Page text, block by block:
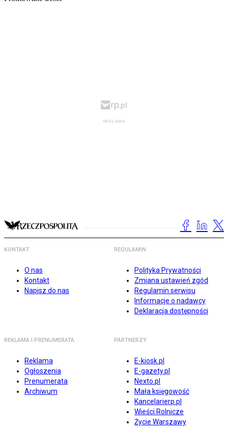
KONTAKT
O nas
Kontakt
Napisz do nas
REGULAMIN
Polityka Prywatności
Zmiana ustawień zgód
Regulamin serwisu
Informacje o nadawcy
Deklaracja dostępności
REKLAMA I PRENUMERATA
Reklama
Ogłoszenia
Prenumerata
Archiwum
PARTNERZY
E-kiosk.pl
E-gazety.pl
Nexto.pl
Mała księgowość
Kancelarierp.pl
Wieści Rolnicze
Życie Warszawy